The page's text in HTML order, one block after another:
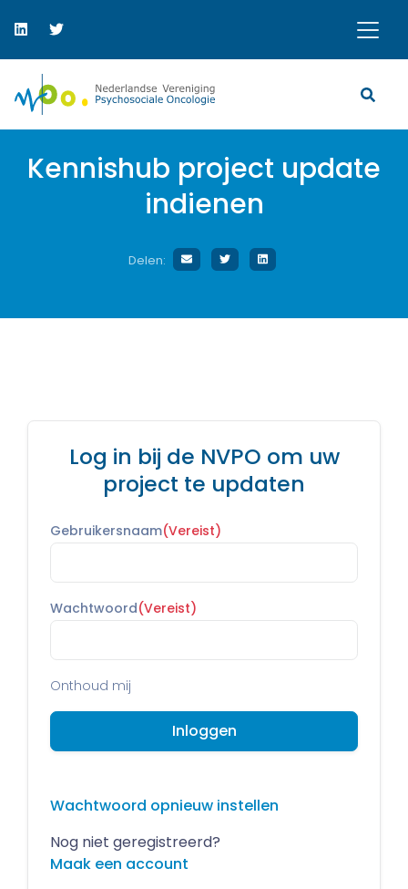
Kennishub project update
indienen
Delen:
Log in bij de NVPO om uw
project te updaten
Gebruikersnaam(Vereist)
Wachtwoord(Vereist)
Onthoud mij
Wachtwoord opnieuw instellen
Nog niet geregistreerd?
Maak een account